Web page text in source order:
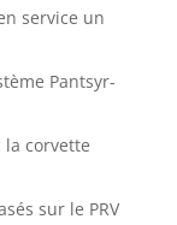
service un
Pantsyr-
la corvette
sur le PRV